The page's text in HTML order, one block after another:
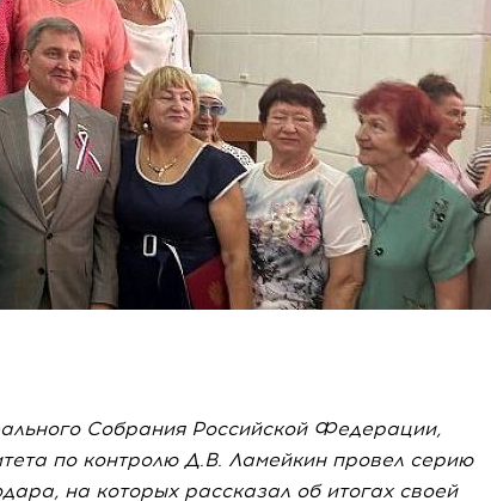
Собрания Российской Федерации,
по контролю Д.В. Ламейкин провел серию
на которых рассказал об итогах своей